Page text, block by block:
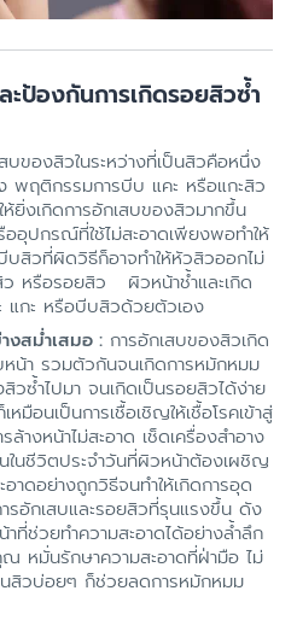
ป้องกันการเกิดรอยสิวซ้ำ
บของสิวในระหว่างที่เป็นสิวคือหนึ่ง
พฤติกรรมการบีบ แคะ หรือแกะสิว
ยิ่งเกิดการอักเสบของสิวมากขึ้น
อุปกรณ์ที่ใช้ไม่สะอาดเพียงพอทำให้
บสิวที่ผิดวิธีก็อาจทำให้หัวสิวออกไม่
หรือรอยสิว ผิวหน้าช้ำและเกิด
แกะ หรือบีบสิวด้วยตัวเอง
งสม่ำเสมอ : การอักเสบของสิวเกิด
หน้า รวมตัวกันจนเกิดการหมักหมม
วซ้ำไปมา จนเกิดเป็นรอยสิวได้ง่าย
มือนเป็นการเชื้อเชิญให้เชื้อโรคเข้าสู่
างหน้าไม่สะอาด เช็ดเครื่องสำอาง
นชีวิตประจำวันที่ผิวหน้าต้องเผชิญ
อาดอย่างถูกวิธีจนทำให้เกิดการอุด
รอักเสบและรอยสิวที่รุนแรงขึ้น ดัง
ที่ช่วยทำความสะอาดได้อย่างล้ำลึก
หมั่นรักษาความสะอาดที่ฝ่ามือ ไม่
สิวบ่อยๆ ก็ช่วยลดการหมักหมม